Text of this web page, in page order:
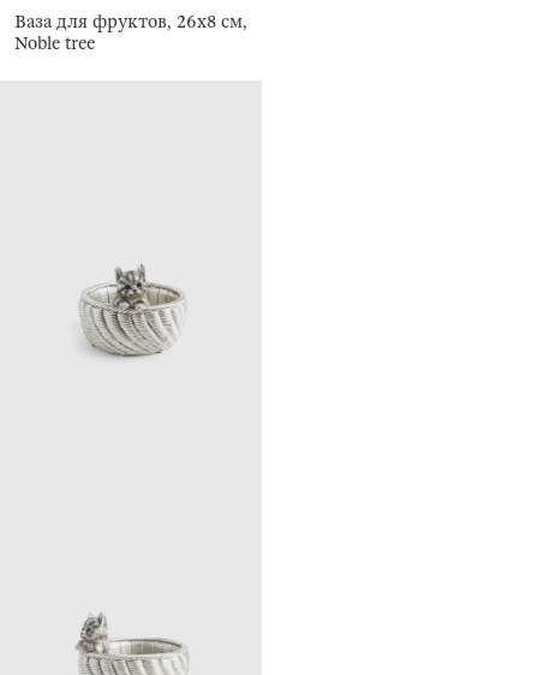
Ваза для фруктов, 26х8 см,
Noble tree